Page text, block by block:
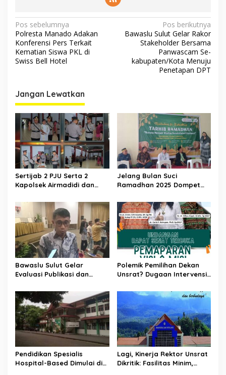
Navigasi
pos
Pos sebelumnya
Polresta Manado Adakan
Konferensi Pers Terkait
Kematian Siswa PKL di
Swiss Bell Hotel
Pos berikutnya
Bawaslu Sulut Gelar Rakor
Stakeholder Bersama
Panwascam Se-
kabupaten/Kota Menuju
Penetapan DPT
Jangan Lewatkan
Sertijab 2 PJU Serta 2
Kapolsek Airmadidi dan
Minahasa Utara
Jelang Bulan Suci
Ramadhan 2025 Dompet
Utara Adakan Giat Tarhib
Ramadhan
Bawaslu Sulut Gelar
Evaluasi Publikasi dan
Pelanggaran Pemilihan
Serentak 2024
Polemik Pemilihan Dekan
Unsrat? Dugaan Intervensi
Pendidikan Spesialis
Hospital-Based Dimulai di
Lagi, Kinerja Rektor Unsrat
Dikritik: Fasilitas Minim,